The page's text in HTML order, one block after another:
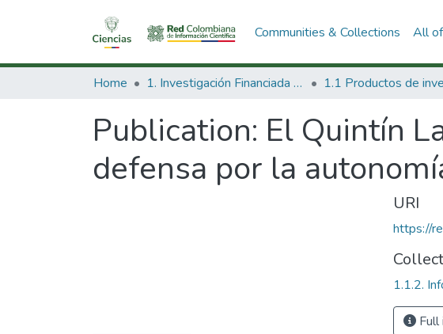
Communities & Collections All
Home 1. Investigación Financiada con Recursos Públicos
Publication: El Quintín
defensa por la
URI
https://
1.1.2.
Full